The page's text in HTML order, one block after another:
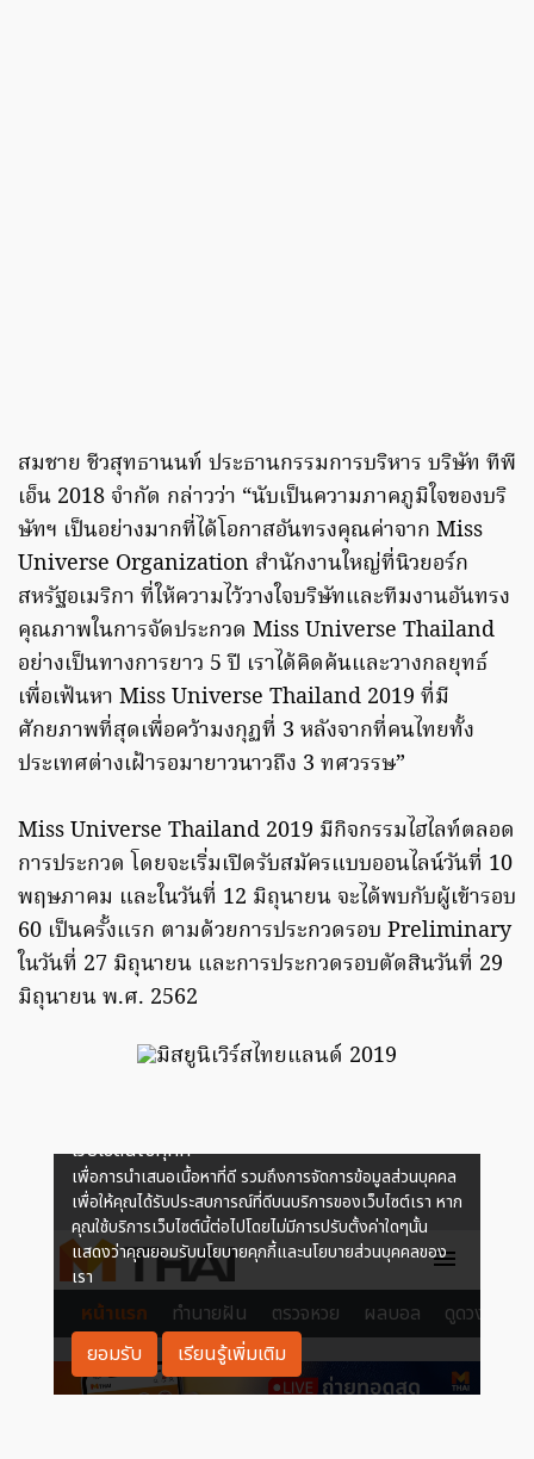
สมชาย ชีวสุทธานนท์ ประธานกรรมการบริหาร บริษัท ทีพี
เอ็น 2018 จำกัด กล่าวว่า “นับเป็นความภาคภูมิใจของบริ
ษัทฯ เป็นอย่างมากที่ได้โอกาสอันทรงคุณค่าจาก Miss
Universe Organization สำนักงานใหญ่ที่นิวยอร์ก
สหรัฐอเมริกา ที่ให้ความไว้วางใจบริษัทและทีมงานอันทรง
คุณภาพในการจัดประกวด Miss Universe Thailand
อย่างเป็นทางการยาว 5 ปี เราได้คิดค้นและวางกลยุทธ์
เพื่อเฟ้นหา Miss Universe Thailand 2019 ที่มี
ศักยภาพที่สุดเพื่อคว้ามงกุฏที่ 3 หลังจากที่คนไทยทั้ง
ประเทศต่างเฝ้ารอมายาวนาวถึง 3 ทศวรรษ”
Miss Universe Thailand 2019 มีกิจกรรมไฮไลท์ตลอด
การประกวด โดยจะเริ่มเปิดรับสมัครแบบออนไลน์วันที่ 10
พฤษภาคม และในวันที่ 12 มิถุนายน จะได้พบกับผู้เข้ารอบ
60 เป็นครั้งแรก ตามด้วยการประกวดรอบ Preliminary
ในวันที่ 27 มิถุนายน และการประกวดรอบตัดสินวันที่ 29
มิถุนายน พ.ศ. 2562